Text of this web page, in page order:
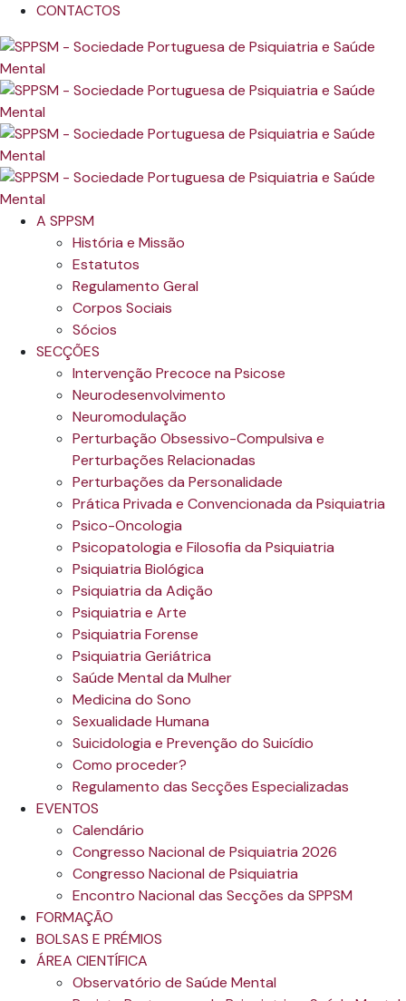
CONTACTOS
A SPPSM
História e Missão
Estatutos
Regulamento Geral
Corpos Sociais
Sócios
SECÇÕES
Intervenção Precoce na Psicose
Neurodesenvolvimento
Neuromodulação
Perturbação Obsessivo-Compulsiva e
Perturbações Relacionadas
Perturbações da Personalidade
Prática Privada e Convencionada da Psiquiatria
Psico-Oncologia
Psicopatologia e Filosofia da Psiquiatria
Psiquiatria Biológica
Psiquiatria da Adição
Psiquiatria e Arte
Psiquiatria Forense
Psiquiatria Geriátrica
Saúde Mental da Mulher
Medicina do Sono
Sexualidade Humana
Suicidologia e Prevenção do Suicídio
Como proceder?
Regulamento das Secções Especializadas
EVENTOS
Calendário
Congresso Nacional de Psiquiatria 2026
Congresso Nacional de Psiquiatria
Encontro Nacional das Secções da SPPSM
FORMAÇÃO
BOLSAS E PRÉMIOS
ÁREA CIENTÍFICA
Observatório de Saúde Mental